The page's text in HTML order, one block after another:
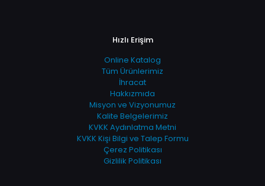
Hızlı Erişim
Online Katalog
Tüm Ürünlerimiz
İhracat
Hakkızmıda
Misyon ve Vizyonumuz
Kalite Belgelerimiz
KVKK Aydınlatma Metni
KVKK Kişi Bilgi ve Talep Formu
Çerez Politikası
Gizlilik Politikası